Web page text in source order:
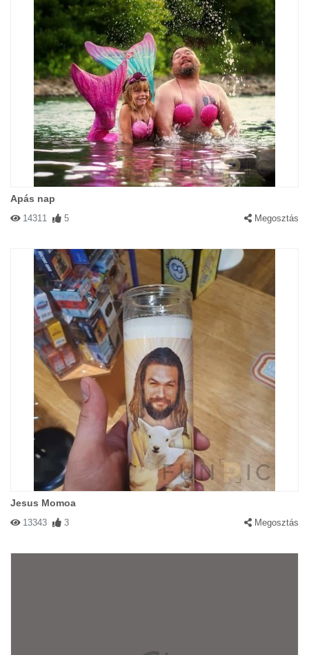
Apás nap
14311 5 Megosztás
Jesus Momoa
13343 3 Megosztás